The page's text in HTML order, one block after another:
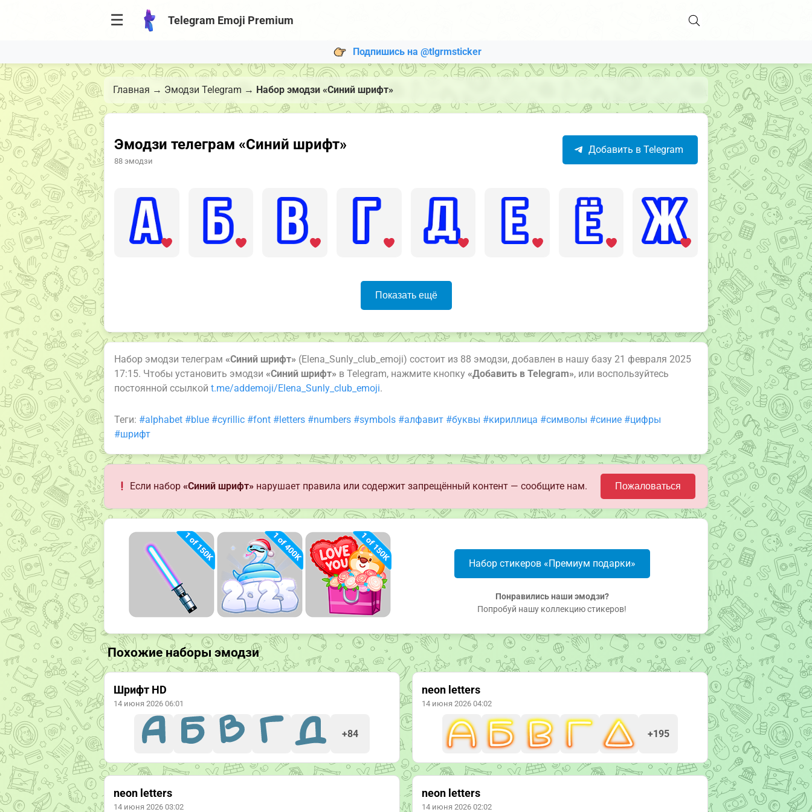
☰ Telegram Emoji Premium
Подпишись на @tlgrmsticker
Главная → Эмодзи Telegram → Набор эмодзи «Синий шрифт»
Эмодзи телеграм «Синий шрифт»
88 эмодзи
Добавить в Telegram
Показать ещё
Набор эмодзи телеграм «Синий шрифт» (Elena_Sunly_club_emoji) состоит из 88 эмодзи, добавлен в нашу базу 21 февраля 2025
17:15. Чтобы установить эмодзи «Синий шрифт» в Telegram, нажмите кнопку «Добавить в Telegram», или воспользуйтесь
постоянной ссылкой t.me/addemoji/Elena_Sunly_club_emoji.
Теги: #alphabet #blue #cyrillic #font #letters #numbers #symbols #алфавит #буквы #кириллица #символы #синие #цифры
#шрифт
Если набор«Синий шрифт» нарушает правила или содержит запрещённый контент — сообщите нам. Пожаловаться
Набор стикеров «Премиум подарки»
Понравились наши эмодзи?
Попробуй нашу коллекцию стикеров!
Похожие наборы эмодзи
Шрифт HD
14 июня 2026 06:01
+84
neon letters
14 июня 2026 04:02
+195
neon letters
14 июня 2026 03:02
neon letters
14 июня 2026 02:02